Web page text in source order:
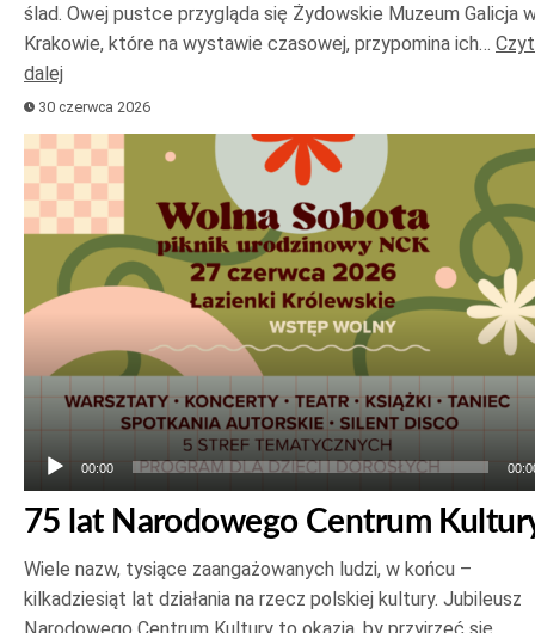
ślad. Owej pustce przygląda się Żydowskie Muzeum Galicja
Krakowie, które na wystawie czasowej, przypomina ich…
dalej
30 czerwca 2026
Odtwarzacz
plików
dźwiękowych
00:00
75 lat Narodowego Centrum
Wiele nazw, tysiące zaangażowanych ludzi, w końcu –
kilkadziesiąt lat działania na rzecz polskiej kultury. Jubileusz
Narodowego Centrum Kultury to okazja, by przyjrzeć się